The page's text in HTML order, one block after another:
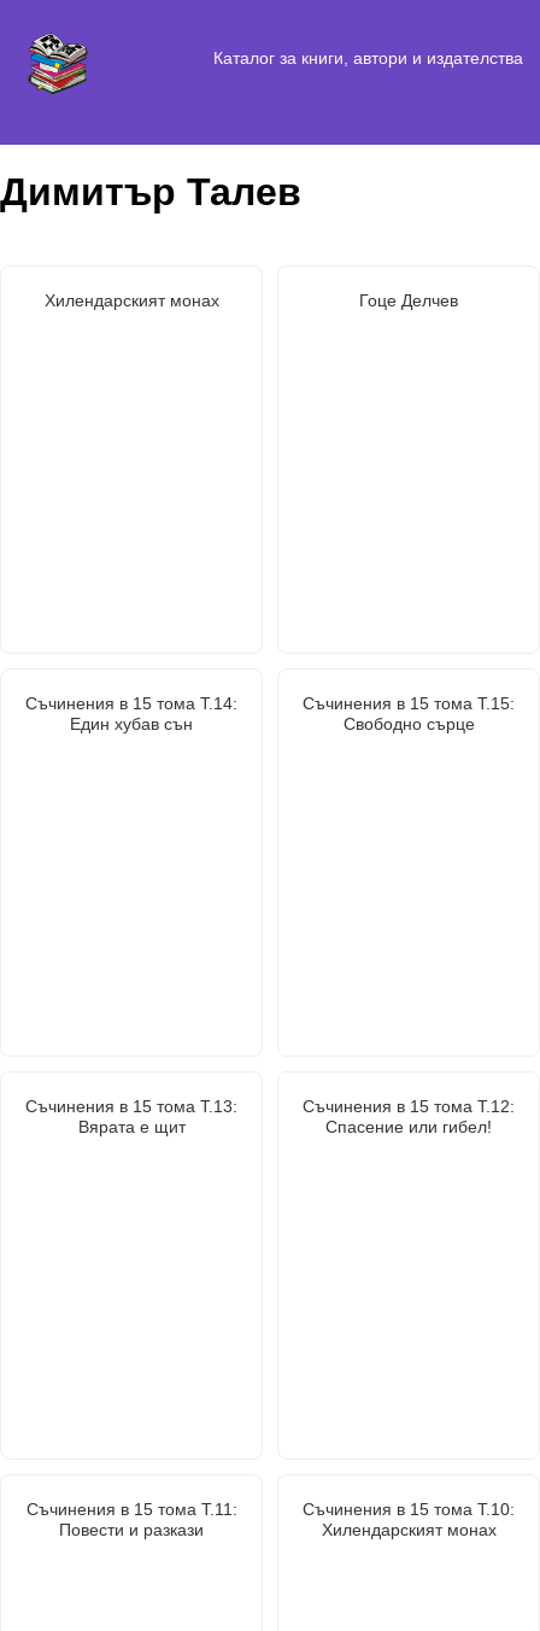
Каталог за книги, автори и издателства
Димитър Талев
Хилендарският монах Гоце Делчев
Съчинения в 15 тома Т.14:
Един хубав сън
Съчинения в 15 тома Т.15:
Свободно сърце
Съчинения в 15 тома Т.13:
Вярата е щит
Съчинения в 15 тома Т.12:
Спасение или гибел!
Съчинения в 15 тома Т.11:
Повести и разкази
Съчинения в 15 тома Т.10:
Хилендарският монах